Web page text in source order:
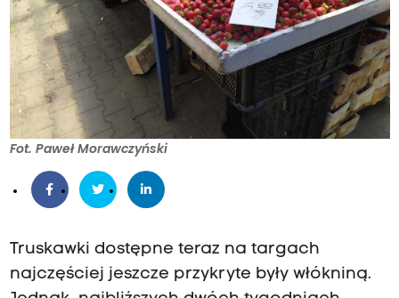
Fot. Paweł Morawczyński
Truskawki dostępne teraz na targach
najczęściej jeszcze przykryte były włókniną.